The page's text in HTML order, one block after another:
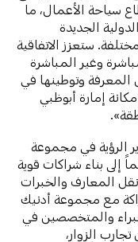
سياحة الأعمال، ما
الجديدة
ستعزز الاتفاقية
وغير المباشرة
وتوطينها في
إمارة أبوظبي
الرؤية في مجموعة
بناء شراكات قوية
المعارف والخبرات
مع مجموعة أدنيك
والمتخصصين في
الزوار،